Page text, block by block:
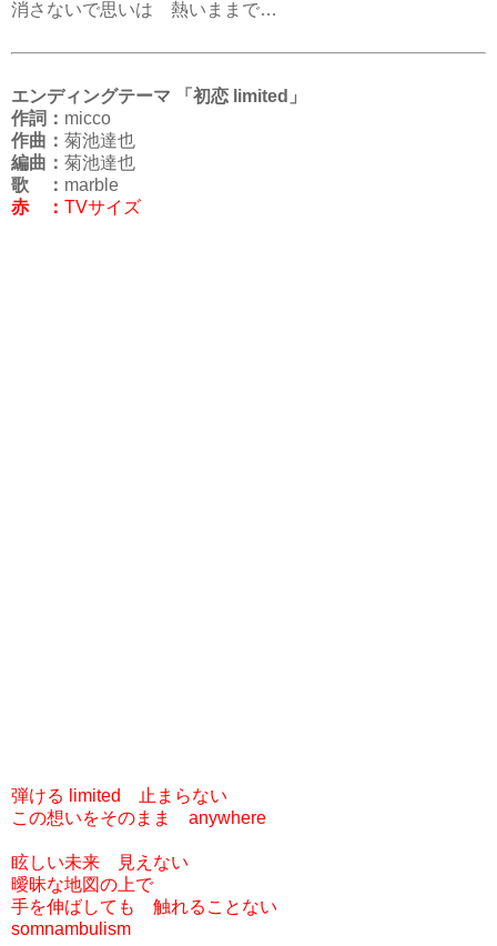
消さないで思いは 熱いままで…
エンディングテーマ 「初恋 limited」
作詞： micco
作曲： 菊池達也
編曲： 菊池達也
歌 ： marble
赤 ： TVサイズ
弾ける limited 止まらない
この想いをそのまま anywhere
眩しい未来 見えない
曖昧な地図の上で
手を伸ばしても 触れることない
somnambulism